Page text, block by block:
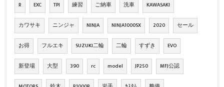
R EXC TPI 練習 ご納車 洗車 KAWASAKI
カワサキ ニンジャ NINJA NINJA1000SX 2020 セール
お得 フルエキ SUZUKI二輪 二輪 すずき EVO
新登場 大型 390 rc model JP250 MFJ公認